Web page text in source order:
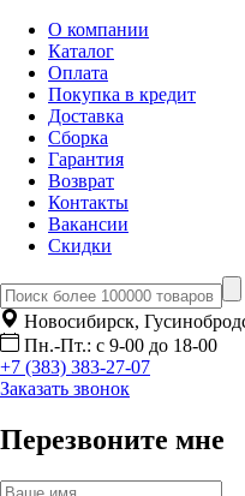
О компании
Каталог
Оплата
Покупка в кредит
Доставка
Сборка
Гарантия
Возврат
Контакты
Вакансии
Скидки
Новосибирск,
Пн.-Пт.: с 9-00 до 18-00
+7 (383) 383-27-07
Заказать звонок
Перезвоните мне